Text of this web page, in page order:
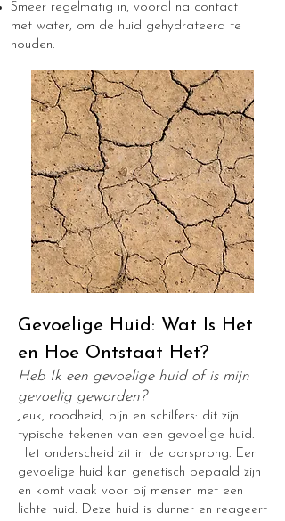
Smeer regelmatig in, vooral na contact
met water, om de huid gehydrateerd te
houden.
Gevoelige Huid: Wat Is Het
en Hoe Ontstaat Het?
Heb Ik een gevoelige huid of is mijn
gevoelig geworden?
Jeuk, roodheid, pijn en schilfers: dit zijn
typische tekenen van een gevoelige huid.
Het onderscheid zit in de oorsprong. Een
gevoelige huid kan genetisch bepaald zijn
en komt vaak voor bij mensen met een
lichte huid. Deze huid is dunner en reageert